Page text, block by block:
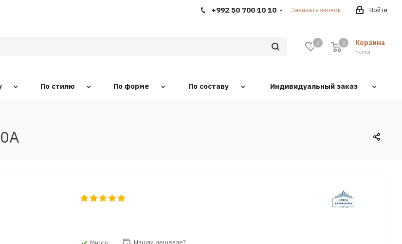
Войти
+992 50 700 10 10 Заказать звонок
0 Корзина
0
пуста
0
По стилю По форме По составу Индивидуальный заказ